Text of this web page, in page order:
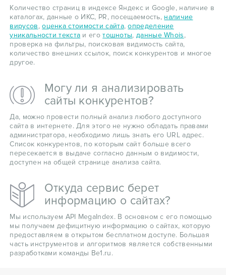
Количество страниц в индексе Яндекс и Google, наличие в
каталогах, данные о ИКС, PR, посещаемость, наличие
вирусов,оценка стоимости сайта,определение
уникальности текста и еготошноты,данные Whois,
проверка на фильтры, поисковая видимость сайта,
количество внешних ссылок, поиск конкурентов и многое
другое.
Могу ли я анализировать
сайты конкурентов?
Да, можно провести полный анализ любого доступного
сайта в интернете. Для этого не нужно обладать правами
администратора, необходимо лишь знать его URL адрес.
Список конкурентов, по которым сайт больше всего
пересекается в выдаче согласно данным о видимости,
доступен на общей странице анализа сайта.
Откуда сервис берет
информацию о сайтах?
Мы используем API MegaIndex. В основном с его помощью
мы получаем дефицитную информацию о сайтах, которую
предоставляем в открытом бесплатном доступе. Большая
часть инструментов и алгоритмов является собственными
разработками команды Be1.ru.